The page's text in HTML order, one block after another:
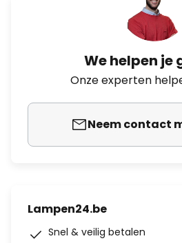
We helpen je
Onze experten
Neem contact
Lampen24.be
Snel & veilig betalen